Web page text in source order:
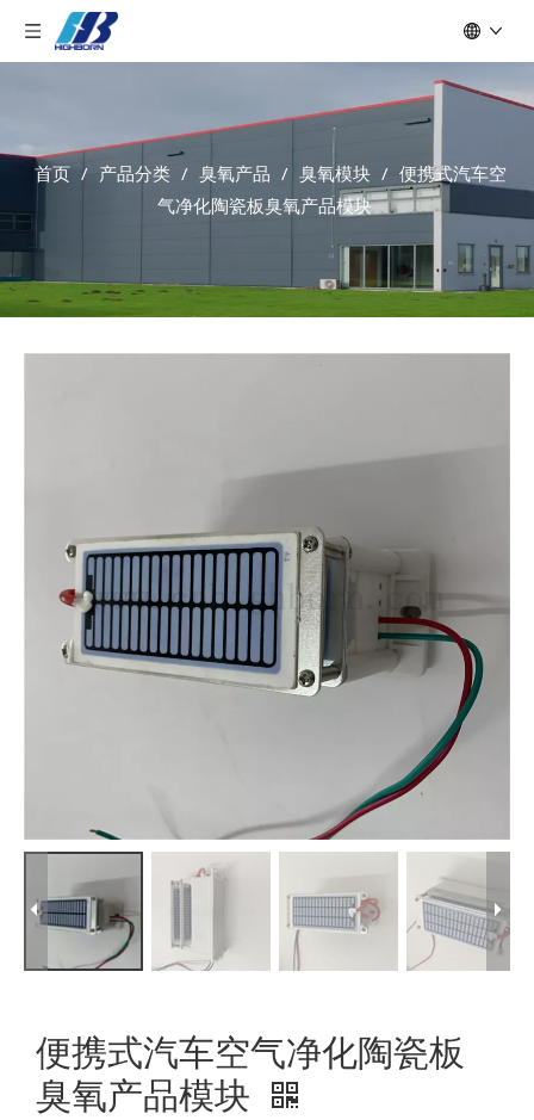
首页 / 产品分类 / 臭氧产品 / 臭氧模块 / 便携式汽车空
气净化陶瓷板臭氧产品模块
便携式汽车空气净化陶瓷板
臭氧产品模块